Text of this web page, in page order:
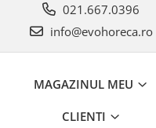
021.667.0396
info@evohoreca.ro
MAGAZINUL MEU
CLIENTI